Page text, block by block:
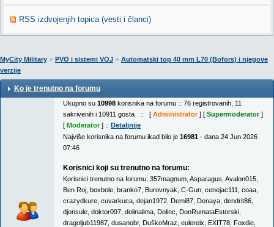
RSS izdvojenjih topica (vesti i članci)
MyCity Military » PVO i sistemi VOJ » Automatski top 40 mm L70 (Bofors) i njegove
verzije
Ko je trenutno na forumu
Ukupno su 10998 korisnika na forumu :: 76 registrovanih, 11
sakrivenih i 10911 gosta :: [ Administrator] [ Supermoderator]
[ Moderator] :: Detaljnije
Najviše korisnika na forumu ikad bilo je 16981 - dana 24 Jun 2026
07:46
Korisnici koji su trenutno na forumu:
Korisnici trenutno na forumu: 357magnum Asparagus Avalon015
Ben Roj boxbole branko7 Burovnyak C-Gun cenejac111 coaa
crazydkure cuvarkuca dejan1972 Demi87 Denaya dendrit86
djonsule doktor097 dolinalima Dolinc DonRumataEstorski
dragoljub11987 dusanobr, DuškoMraz eulereix EXIT78 Foxdie